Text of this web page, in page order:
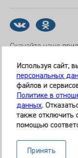
Скачайте наше
© 2026 Клиника
Все права защищены
Информация,
постановки
очная
Используя сайт,
персональных
файлов и
Политике в
данных.
также отключить
помощью
Принять